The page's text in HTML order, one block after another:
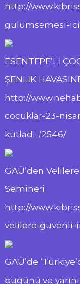
http://
gulumsemesi-
ESENTEPE’Lİ
ŞENLİK
http://
cocuklar-23-
kutladi-/2546/
GAÜ’den
Semineri
http://
velilere-
GAÜ’de
bugünü ve